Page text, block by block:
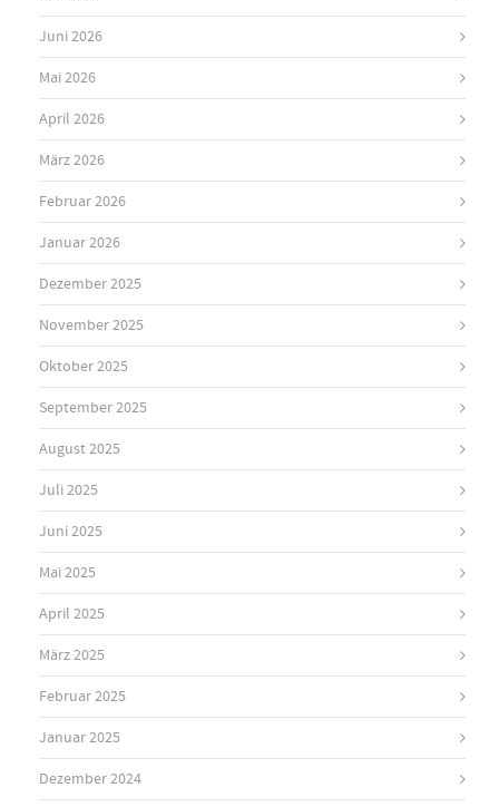
Juni 2026
Mai 2026
April 2026
März 2026
Februar 2026
Januar 2026
Dezember 2025
November 2025
Oktober 2025
September 2025
August 2025
Juli 2025
Juni 2025
Mai 2025
April 2025
März 2025
Februar 2025
Januar 2025
Dezember 2024